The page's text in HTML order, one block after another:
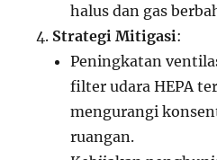
halus dan gas
Strategi Mitigasi:
Peningkatan
filter udara HEPA
mengurangi
ruangan.